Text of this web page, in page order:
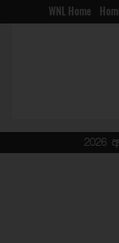
WNL Home
2026